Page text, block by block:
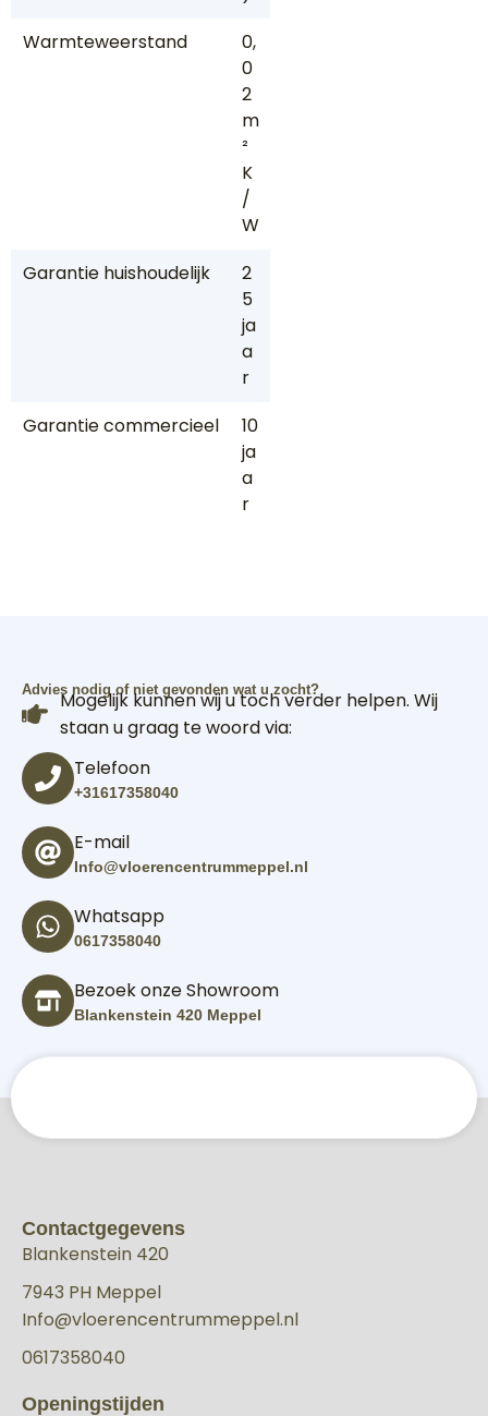
Warmteweerstand
0,
0
2
m
²
K
/
W
Garantie huishoudelijk
2
5
ja
a
r
Garantie commercieel
10
ja
a
r
Advies nodig of niet gevonden wat u zocht?
Mogelijk kunnen wij u toch verder helpen. Wij
staan u graag te woord via:
Telefoon
+31617358040
E-mail
Info@vloerencentrummeppel.nl
Whatsapp
0617358040
Bezoek onze Showroom
Blankenstein 420 Meppel
Contactgegevens
Blankenstein 420
7943 PH Meppel
Info@vloerencentrummeppel.nl
0617358040
Openingstijden